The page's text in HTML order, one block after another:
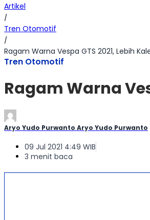
Artikel
/
Tren Otomotif
/
Ragam Warna Vespa GTS 2021, Lebih
Tren Otomotif
Ragam Warna
Aryo Yudo Purwanto Aryo Yudo Purwanto
09 Jul 2021 4:49 WIB
3 menit baca